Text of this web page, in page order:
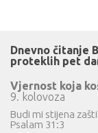
Dnevno čitanje
proteklih pet
Vjernost koja
9. kolovoza
Budi mi stijena
Psalam 31:3